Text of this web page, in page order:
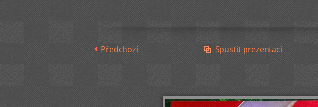
Předchozí Spustit prezentaci